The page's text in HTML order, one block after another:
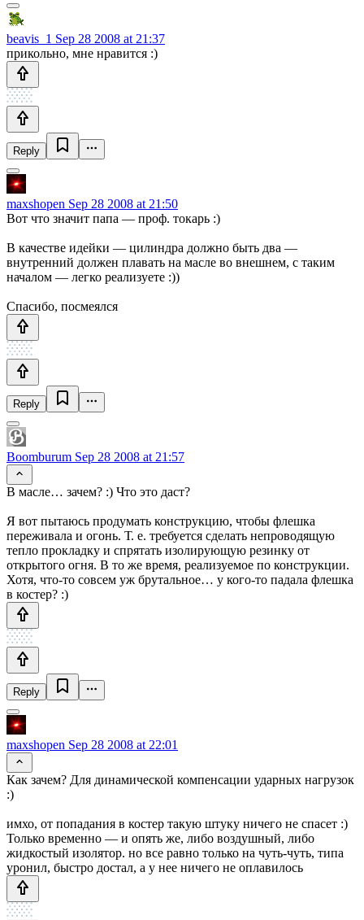
beavis_1 Sep 28 2008 at 21:37
прикольно, мне нравится :)
Reply
maxshopen Sep 28 2008 at 21:50
Вот что значит папа — проф. токарь :)
В качестве идейки — цилиндра должно быть два —
внутренний должен плавать на масле во внешнем, с таким
началом — легко реализуете :))
Спасибо, посмеялся
Reply
Boomburum Sep 28 2008 at 21:57
В масле… зачем? :) Что это даст?
Я вот пытаюсь продумать конструкцию, чтобы флешка
переживала и огонь. Т. е. требуется сделать непроводящую
тепло прокладку и спрятать изолирующую резинку от
открытого огня. В то же время, реализуемое по конструкции.
Хотя, что-то совсем уж брутальное… у кого-то падала флешка
в костер? :)
Reply
maxshopen Sep 28 2008 at 22:01
Как зачем? Для динамической компенсации ударных нагрузок
:)
имхо, от попадания в костер такую штуку ничего не спасет :)
Только временно — и опять же, либо воздушный, либо
жидкостый изолятор. но все равно только на чуть-чуть, типа
уронил, быстро достал, а у нее ничего не оплавилось